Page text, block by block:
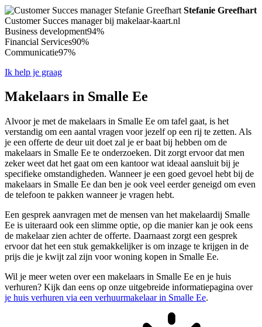
Stefanie Greefhart
Customer Succes manager bij makelaar-kaart.nl
Business development94%
Financial Services90%
Communicatie97%
Ik help je graag
Makelaars in Smalle Ee
Alvoor je met de makelaars in Smalle Ee om tafel gaat, is het
verstandig om een aantal vragen voor jezelf op een rij te zetten. Als
je een offerte de deur uit doet zal je er baat bij hebben om de
makelaars in Smalle Ee te onderzoeken. Dit zorgt ervoor dat men
zeker weet dat het gaat om een kantoor wat ideaal aansluit bij je
specifieke omstandigheden. Wanneer je een goed gevoel hebt bij de
makelaars in Smalle Ee dan ben je ook veel eerder geneigd om even
de telefoon te pakken wanneer je vragen hebt.
Een gesprek aanvragen met de mensen van het makelaardij Smalle
Ee is uiteraard ook een slimme optie, op die manier kan je ook eens
de makelaar zien achter de offerte. Daarnaast zorgt een gesprek
ervoor dat het een stuk gemakkelijker is om inzage te krijgen in de
prijs die je kwijt zal zijn voor woning kopen in Smalle Ee.
Wil je meer weten over een makelaars in Smalle Ee en je huis
verhuren? Kijk dan eens op onze uitgebreide informatiepagina over
je huis verhuren via een verhuurmakelaar in Smalle Ee.